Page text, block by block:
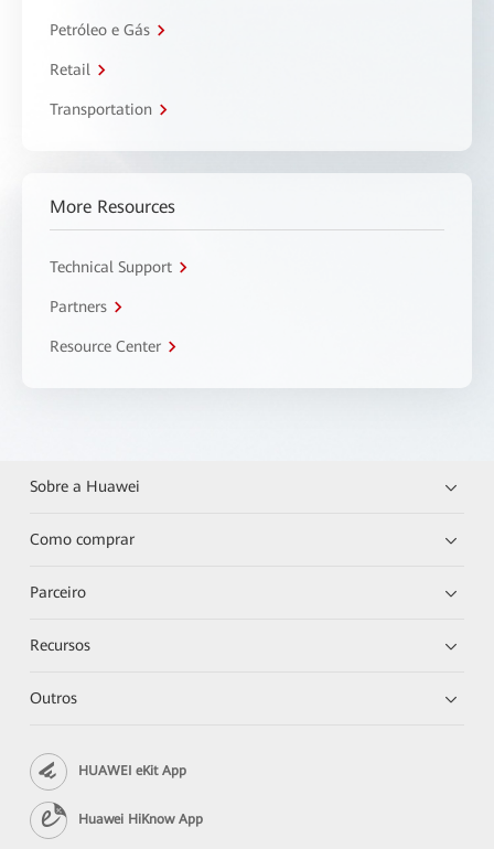
Petróleo e Gás
Retail
Transportation
More Resources
Technical Support
Partners
Resource Center
Sobre a Huawei
Como comprar
Parceiro
Recursos
Outros
HUAWEI eKit App
Huawei HiKnow App